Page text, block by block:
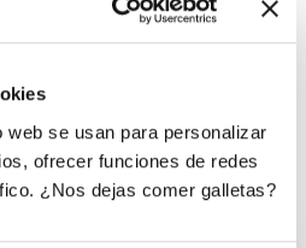
se usan para personalizar
ofrecer funciones de redes
¿Nos dejas comer galletas?
nada por
juego del empresario?